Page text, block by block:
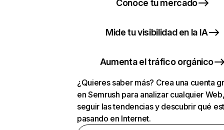
Conoce tu mercado
Mide tu visibilidad en la IA
Aumenta el tráfico orgánico
¿Quieres saber más? Crea una cuenta
en Semrush para analizar cualquier
seguir las tendencias y descubrir qué
pasando en Internet.